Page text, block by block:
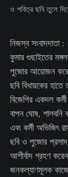
নিজস্ব সংবাদদাতা :
কুমার গুছাইতের
পুজোর আয়োজন
ছবি বিধায়কের
বিজেপির একদল
বাপন ঘোষ,
এবং কর্মী অভিজিৎ
ছবি ও পুজোর
আশীর্বাদ গ্রহণ
জনকল্যাণমূলক